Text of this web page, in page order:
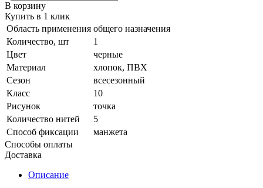
В корзину
Купить в 1 клик
Область применения общего назначения
Количество, шт
1
Цвет
черные
Материал
хлопок, ПВХ
Сезон
всесезонный
Класс
10
Рисунок
точка
Количество нитей
5
Способ фиксации
манжета
Способы оплаты
Доставка
Описание